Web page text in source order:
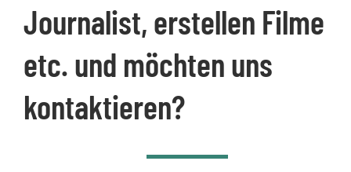
Journalist, erstellen Filme
etc. und möchten uns
kontaktieren?